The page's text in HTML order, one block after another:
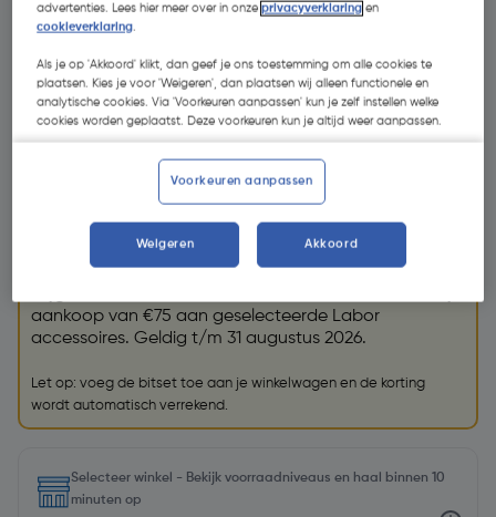
| Excl. btw € 23,85
Promoties
GRATIS bitset
aankoop van €75 aan geselecteerde Labor
accessoires. Geldig t/m 31 augustus 2026.
Let op: voeg de bitset toe aan je winkelwagen en de korting
wordt automatisch verrekend.
Selecteer winkel - Bekijk voorraadniveaus en haal binnen 10
minuten op
advertenties. Lees hier meer over in onzeprivacyverklaring en
cookieverklaring.
Als je op 'Akkoord' klikt, dan geef je ons toestemming om alle cookies te
plaatsen. Kies je voor 'Weigeren', dan plaatsen wij alleen functionele en
analytische cookies. Via 'Voorkeuren aanpassen' kun je zelf instellen welke
cookies worden geplaatst. Deze voorkeuren kun je altijd weer aanpassen.
Voorkeuren aanpassen
Weigeren Akkoord